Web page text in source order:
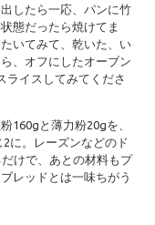
したら一応、パンに竹
態だったら焼けてま
いてみて、乾いた、い
、オフにしたオーブン
ライスしてみてくださ
160gと薄力粉20gを、
に。レーズンなどのド
けで、あとの材料もプ
レッドとは一味ちがう